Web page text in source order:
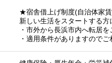
★宿舎借上げ制度(自治体家
新しい生活をスタートする方
・市外から長浜市内へ転居
・適用条件がありますのでご